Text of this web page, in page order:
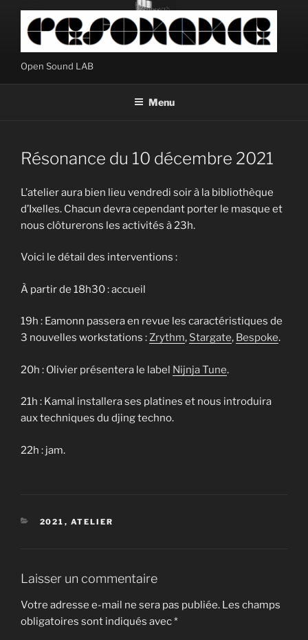
Aller
contenu
Open Sound LAB
Menu
Résonance du 10 décembre 2021
L’atelier aura bien lieu vendredi soir à la bibliothèque
d’Ixelles. Chacun devra cependant porter le masque et
nous clôturerons les activités à 23h.
Voici le détail des interventions :
À partir de 18h30 : accueil
19h : Eamonn passera en revue les caractéristiques de
3 nouvelles workstations :Zrythm, Stargate, Bespoke.
20h : Olivier présentera le label Nijnja Tune.
21h : Kamal installera ses platines et nous introduira
aux techniques du djing techno.
22h : jam.
CATÉGORIES
2021 , ATELIER
Laisser un commentaire
Votre adresse e-mail ne sera pas publiée. Les champs
obligatoires sont indiqués avec*